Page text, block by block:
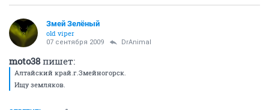
Змей Зелёный
old viper
07 сентября 2009 DrAnimal
moto38пишет:
Алтайский край.г.Змейногорск.
Ищу земляков.